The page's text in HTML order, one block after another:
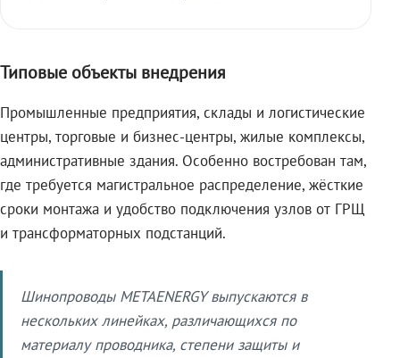
Типовые объекты внедрения
Промышленные предприятия, склады и логистические
центры, торговые и бизнес-центры, жилые комплексы,
административные здания. Особенно востребован там,
где требуется магистральное распределение, жёсткие
сроки монтажа и удобство подключения узлов от ГРЩ
и трансформаторных подстанций.
Шинопроводы METAENERGY выпускаются в
нескольких линейках, различающихся по
материалу проводника, степени защиты и